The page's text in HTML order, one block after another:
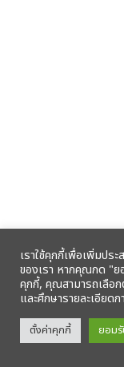
รับข้อมูลข่าวสารจ
เราใช้คุกกี้เพื่อเพิ่มปร
ของเรา หากคุณกด "
คุกกี้, คุณสามารถเลือ
และศึกษารายละเอียด
ตั้งค่าคุกกี้ ยอม